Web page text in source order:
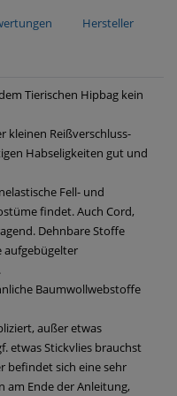
Hersteller
Tierischen Hipbag kein
kleinen Reißverschluss-
Habseligkeiten gut und
Fell- und
findet. Auch Cord,
Dehnbare Stoffe
aufgebügelter
Baumwollwebstoffe
außer etwas
etwas Stickvlies brauchst
befindet sich eine sehr
am Ende der Anleitung,